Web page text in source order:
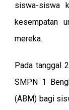
siswa-siswa
kesempatan
mereka.
Pada tanggal
SMPN 1
(ABM) bagi